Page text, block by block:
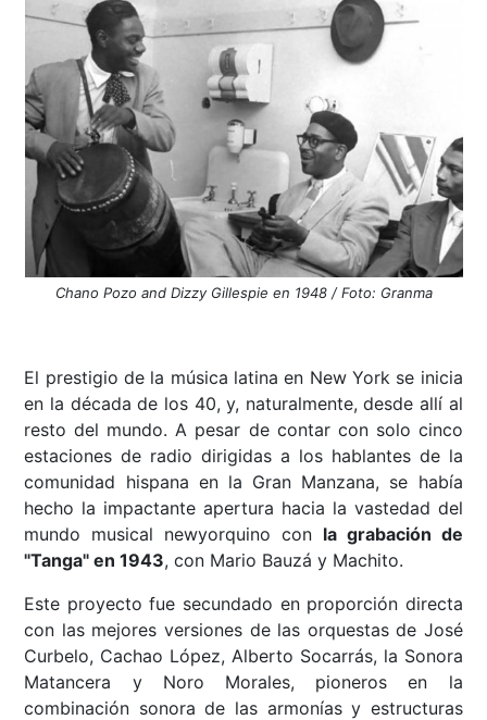
Chano Pozo and Dizzy Gillespie en 1948 / Foto: Granma
El prestigio de la música latina en New York se inicia
en la década de los 40, y, naturalmente, desde allí al
resto del mundo. A pesar de contar con solo cinco
estaciones de radio dirigidas a los hablantes de la
comunidad hispana en la Gran Manzana, se había
hecho la impactante apertura hacia la vastedad del
mundo musical newyorquino con la grabación de
"Tanga" en 1943, con Mario Bauzá y Machito.
Este proyecto fue secundado en proporción directa
con las mejores versiones de las orquestas de José
Curbelo, Cachao López, Alberto Socarrás, la Sonora
Matancera y Noro Morales, pioneros en la
combinación sonora de las armonías y estructuras